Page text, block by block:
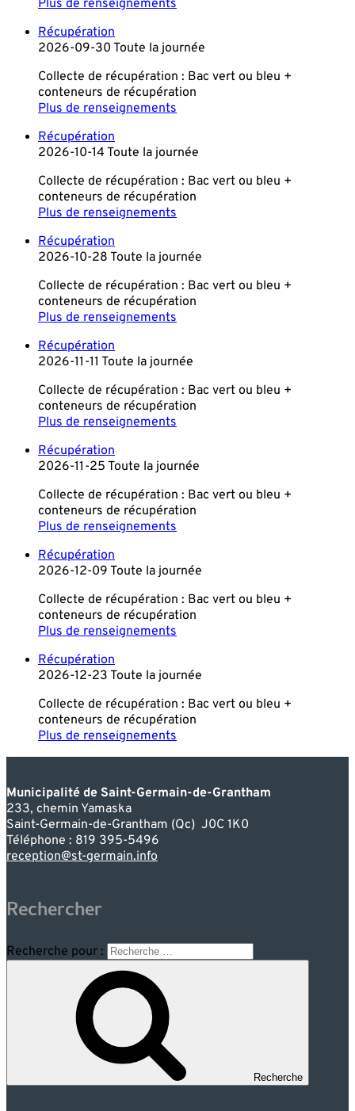
Plus de renseignements
Récupération
2026-09-30 Toute la journée
Collecte de récupération : Bac vert ou bleu +
conteneurs de récupération
Plus de renseignements
Récupération
2026-10-14 Toute la journée
Collecte de récupération : Bac vert ou bleu +
conteneurs de récupération
Plus de renseignements
Récupération
2026-10-28 Toute la journée
Collecte de récupération : Bac vert ou bleu +
conteneurs de récupération
Plus de renseignements
Récupération
2026-11-11 Toute la journée
Collecte de récupération : Bac vert ou bleu +
conteneurs de récupération
Plus de renseignements
Récupération
2026-11-25 Toute la journée
Collecte de récupération : Bac vert ou bleu +
conteneurs de récupération
Plus de renseignements
Récupération
2026-12-09 Toute la journée
Collecte de récupération : Bac vert ou bleu +
conteneurs de récupération
Plus de renseignements
Récupération
2026-12-23 Toute la journée
Collecte de récupération : Bac vert ou bleu +
conteneurs de récupération
Plus de renseignements
Municipalité de Saint-Germain-de-Grantham
233, chemin Yamaska
Saint-Germain-de-Grantham (Qc) J0C 1K0
Téléphone : 819 395-5496
reception@st-germain.info
Rechercher
Recherche pour :
Recherche